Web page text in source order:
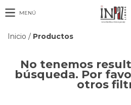
MENÚ
Inicio / Productos
No tenemos
búsqueda. Por
otros